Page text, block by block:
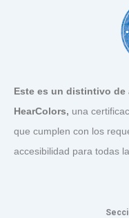
Este es un distintivo
HearColors, una
que cumplen con los
accesibilidad para todas